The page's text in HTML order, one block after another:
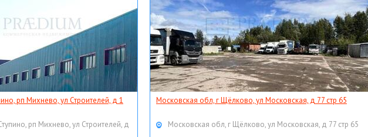
рп Михнево, ул Строителей, д 1
рп Михнево, ул Строителей, д
Московская обл, г Щёлково, ул Московская, д 77 стр 65
Московская обл, г Щёлково, ул Московская, д 77 стр 65